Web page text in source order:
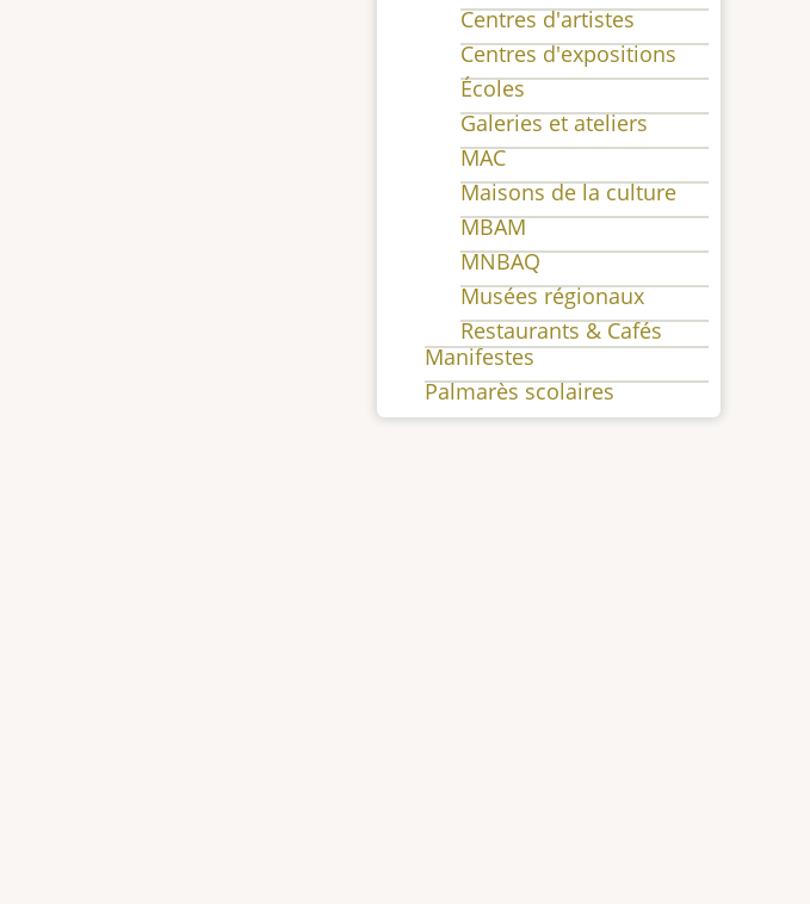
Centres d'artistes
Centres d'expositions
Écoles
Galeries et ateliers
MAC
Maisons de la culture
MBAM
MNBAQ
Musées régionaux
Restaurants & Cafés
Manifestes
Palmarès scolaires